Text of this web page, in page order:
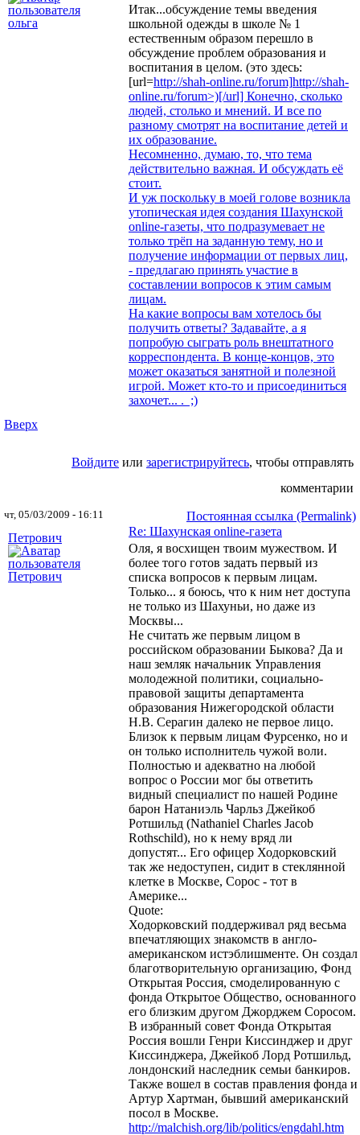
Итак...обсуждение темы введения
школьной одежды в школе № 1
естественным образом перешло в
обсуждение проблем образования и
воспитания в целом. (это здесь:
[url=http://shah-online.ru/forum]http://shah-
online.ru/forum>)[/url] Конечно, сколько
людей, столько и мнений. И все по
разному смотрят на воспитание детей и
их образование.
Несомненно, думаю, то, что тема
действительно важная. И обсуждать её
стоит.
И уж поскольку в моей голове возникла
утопическая идея создания Шахунской
online-газеты, что подразумевает не
только трёп на заданную тему, но и
получение информации от первых лиц,
- предлагаю принять участие в
составлении вопросов к этим самым
лицам.
На какие вопросы вам хотелось бы
получить ответы? Задавайте, а я
попробую сыграть роль внештатного
корреспондента. В конце-концов, это
может оказаться занятной и полезной
игрой. Может кто-то и присоединиться
захочет... . ;)
Вверх
Войдите или зарегистрируйтесь, чтобы отправлять
комментарии
чт, 05/03/2009 - 16:11
Постоянная ссылка (Permalink)
Петрович
Re: Шахунская оnline-газета
Оля, я восхищен твоим мужеством. И
более того готов задать первый из
списка вопросов к первым лицам.
Только... я боюсь, что к ним нет доступа
не только из Шахуньи, но даже из
Москвы...
Не считать же первым лицом в
российском образовании Быкова? Да и
наш земляк начальник Управления
молодежной политики, социально-
правовой защиты департамента
образования Нижегородской области
Н.В. Серагин далеко не первое лицо.
Близок к первым лицам Фурсенко, но и
он только исполнитель чужой воли.
Полностью и адекватно на любой
вопрос о России мог бы ответить
видный специалист по нашей Родине
барон Натаниэль Чарльз Джейкоб
Ротшильд (Nathaniel Charles Jacob
Rothschild), но к нему вряд ли
допустят... Его офицер Ходорковский
так же недоступен, сидит в стеклянной
клетке в Москве, Сорос - тот в
Америке...
Quote:
Ходорковский поддерживал ряд весьма
впечатляющих знакомств в англо-
американском истэблишменте. Он создал
благотворительную организацию, Фонд
Открытая Россия, смоделированную с
фонда Открытое Общество, основанного
его близким другом Джорджем Соросом.
В избранный совет Фонда Открытая
Россия вошли Генри Киссинджер и друг
Киссинджера, Джейкоб Лорд Ротшильд,
лондонский наследник семьи банкиров.
Также вошел в состав правления фонда и
Артур Хартман, бывший американский
посол в Москве.
http://malchish.org/lib/politics/engdahl.htm